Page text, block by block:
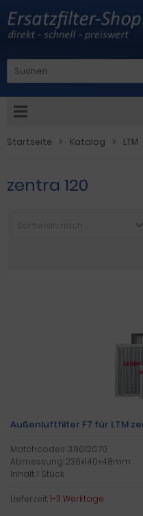
Startseite Katalog LTM
zentra 120
Sortieren nach ...
Außenluftfilter F7 für LTM
Matchcodes: 3.90.120.70
Abmessung: 236x140x48mm
Inhalt: 1 Stück
Lieferzeit:1-3 Werktage